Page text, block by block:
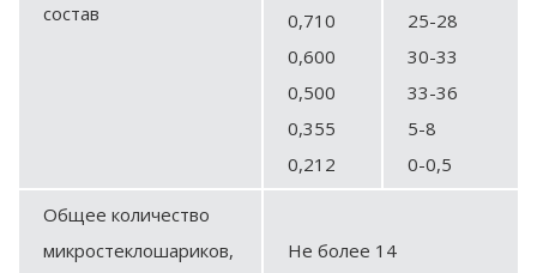
состав
0,710
0,600
0,500
0,355
0,212
25-28
30-33
33-36
5-8
0-0,5
Общее количество
микростеклошариков,
Не более 14